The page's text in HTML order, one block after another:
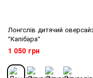
Лонгслів дитячий
"Капібара"
1 050 грн